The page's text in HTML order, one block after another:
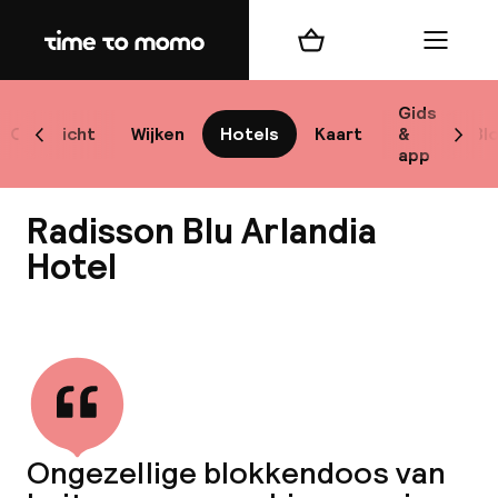
Home
Overzicht Wijken Hotels Kaart
Gids
&
app
Scroll naar links
Winkelmand Menu
Radisson Blu Arlandia
Hotel
Ongezellige blokkendoos van